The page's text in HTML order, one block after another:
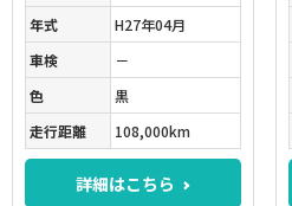
年式
H27年04月
車検
－
色
黒
走行距離
108,000km
詳細はこちら